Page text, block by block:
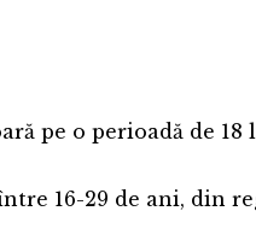
pe o perioadă de 18
16-29 de ani, din